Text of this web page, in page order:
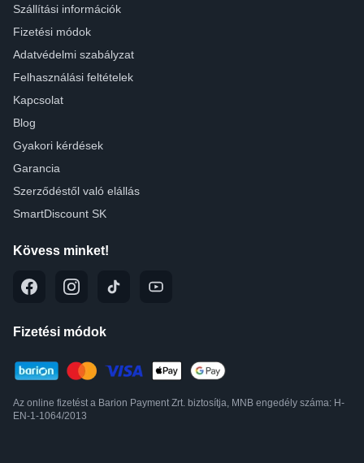
Szállítási információk
Fizetési módok
Adatvédelmi szabályzat
Felhasználási feltételek
Kapcsolat
Blog
Gyakori kérdések
Garancia
Szerződéstől való elállás
SmartDiscount SK
Kövess minket!
Fizetési módok
Az online fizetést a Barion Payment Zrt. biztosítja, MNB engedély száma: H-
EN-1-1064/2013